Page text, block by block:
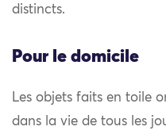
distincts.
Pour le domicile
Les objets faits en toile
dans la vie de tous les